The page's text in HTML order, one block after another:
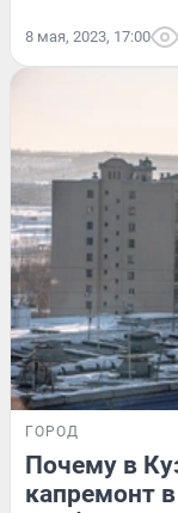
8 мая, 2023, 17:00
ГОРОД
Почему в
капремонт